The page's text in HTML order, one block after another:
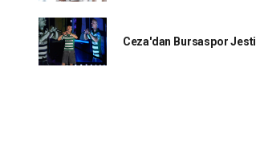
Ceza'dan Bursaspor Jesti